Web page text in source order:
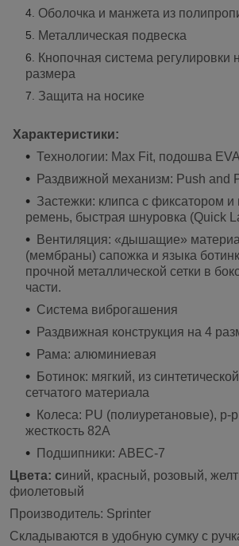
Оболочка и манжета из
Металлическая подвеска
Кнопочная система регулировки
размера
Защита на носике
Характеристики:
Технологии: Max Fit, подошва EVA
Раздвижной механизм: Push and
Застежки: клипса с фиксатором и
ремень, быстрая шнуровка (Quick
Вентиляция: «дышащие»
(мембраны) сапожка и языка
прочной металлической сетки в
части.
Система виброгашения
Раздвижная конструкция на 4
Рама: алюминиевая
Ботинок: мягкий, из
сетчатого материала
Колеса: PU (полиуретановые), p-
жесткость 82A
Подшипники: ABEC-7
Цвета: синий, красный, розовый,
фиолетовый
Производитель: Sprinter
Складываются в удобную сумку с